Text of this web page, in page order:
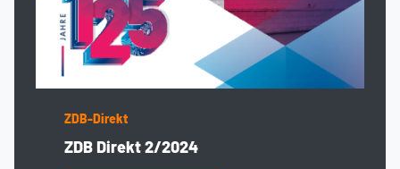
ZDB-Direkt
ZDB Direkt 2/2024